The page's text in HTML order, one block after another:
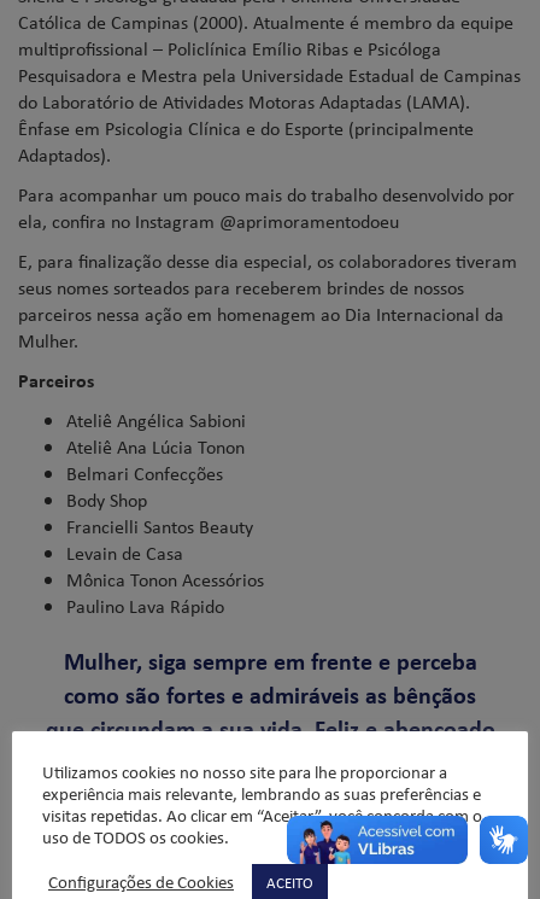
Católica de Campinas (2000). Atualmente é membro da equipe
multiprofissional – Policlínica Emílio Ribas e Psicóloga
Pesquisadora e Mestra pela Universidade Estadual de Campinas
do Laboratório de Atividades Motoras Adaptadas (LAMA).
Ênfase em Psicologia Clínica e do Esporte (principalmente
Adaptados).
Para acompanhar um pouco mais do trabalho desenvolvido por
ela, confira no Instagram @aprimoramentodoeu
E, para finalização desse dia especial, os colaboradores tiveram
seus nomes sorteados para receberem brindes de nossos
parceiros nessa ação em homenagem ao Dia Internacional da
Mulher.
Parceiros
Ateliê Angélica Sabioni
Ateliê Ana Lúcia Tonon
Belmari Confecções
Body Shop
Francielli Santos Beauty
Levain de Casa
Mônica Tonon Acessórios
Paulino Lava Rápido
Mulher, siga sempre em frente e perceba
como são fortes e admiráveis as bênçãos
que circundam a sua vida. Feliz e abençoado
dia, todo dia!
Padre Alexandre Luis de Oliveira- Diretor
Geral Colégio Liceu.
Utilizamos cookies no nosso site para lhe proporcionar a
experiência mais relevante, lembrando as suas preferências e
visitas repetidas. Ao clicar em “Aceitar”, você concorda com o
uso de TODOS os cookies.
Configurações de Cookies
ACEITO